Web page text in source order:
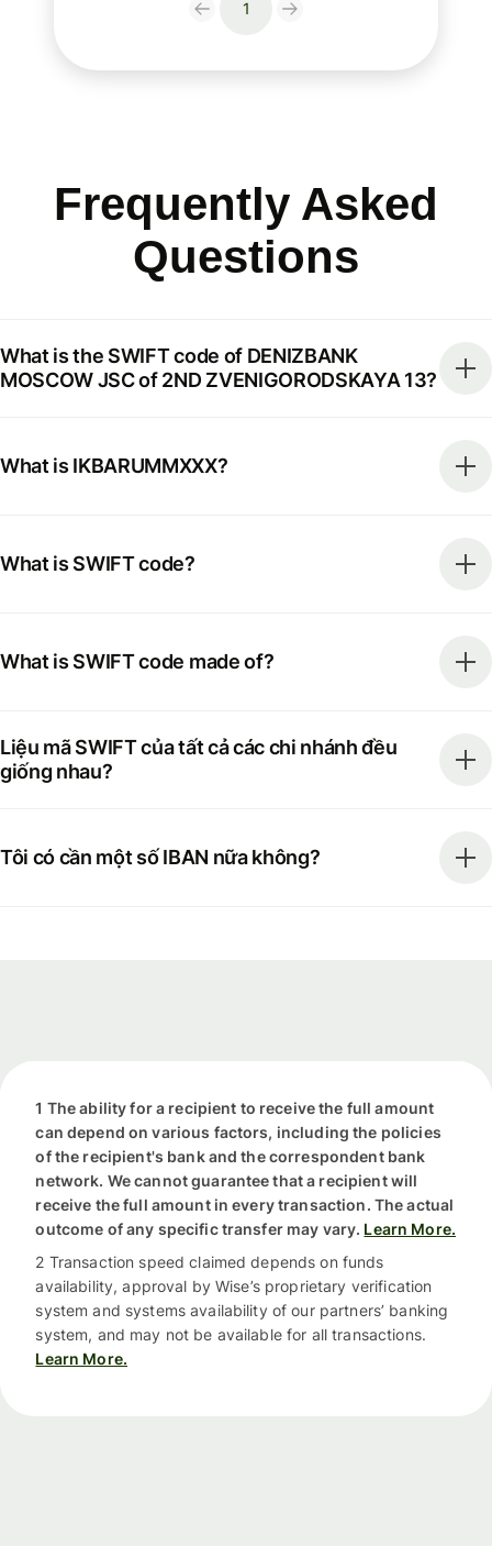
1
Frequently Asked
Questions
What is the SWIFT code of DENIZBANK
MOSCOW JSC of 2ND ZVENIGORODSKAYA 13?
What is IKBARUMMXXX?
What is SWIFT code?
What is SWIFT code made of?
Liệu mã SWIFT của tất cả các chi nhánh đều
giống nhau?
Tôi có cần một số IBAN nữa không?
1 The ability for a recipient to receive the full amount
can depend on various factors, including the policies
of the recipient's bank and the correspondent bank
network. We cannot guarantee that a recipient will
receive the full amount in every transaction. The actual
outcome of any specific transfer may vary. Learn More.
2 Transaction speed claimed depends on funds
availability, approval by Wise’s proprietary verification
system and systems availability of our partners’ banking
system, and may not be available for all transactions.
Learn More.